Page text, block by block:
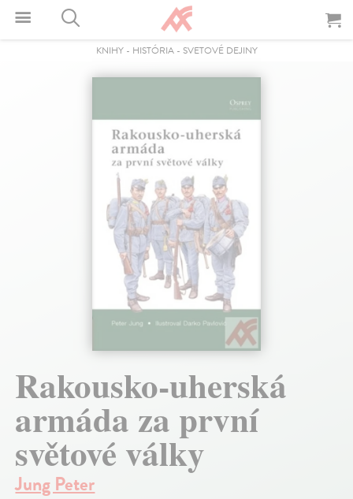
KNIHY- HISTÓRIA- SVETOVÉ DEJINY
Rakousko-uherská
armáda za první
světové války
Jung Peter